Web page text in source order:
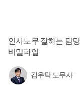
인사노무 잘하는 담
비밀파일
김우탁 노무사